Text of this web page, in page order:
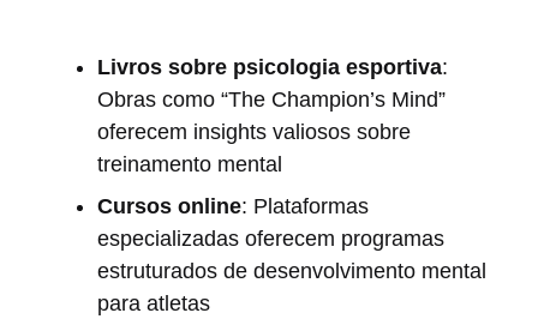
Livros sobre psicologia esportiva:
Obras como “The Champion’s Mind”
oferecem insights valiosos sobre
treinamento mental
Cursos online: Plataformas
especializadas oferecem programas
estruturados de desenvolvimento mental
para atletas